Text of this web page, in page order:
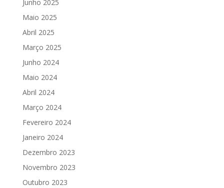
Junho 2025
Maio 2025
Abril 2025
Março 2025
Junho 2024
Maio 2024
Abril 2024
Março 2024
Fevereiro 2024
Janeiro 2024
Dezembro 2023
Novembro 2023
Outubro 2023